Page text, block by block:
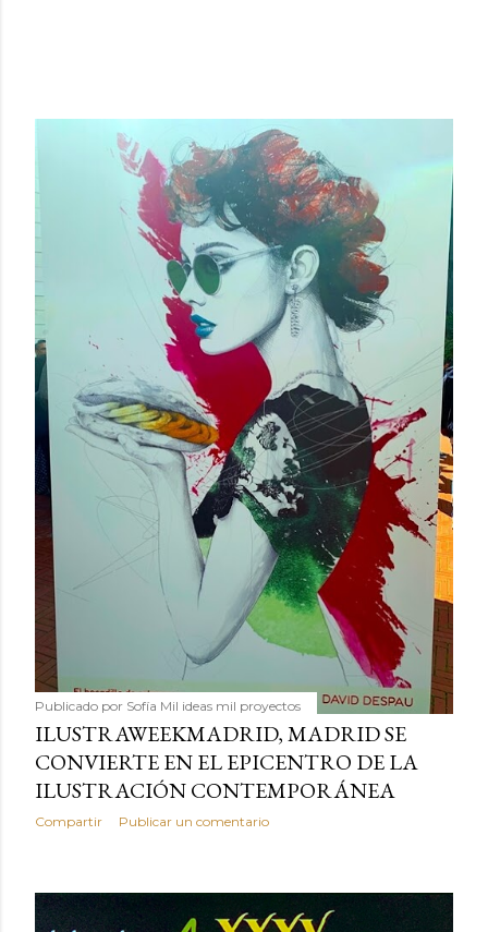
Publicado por Sofía Mil ideas mil proyectos
ILUSTRAWEEKMADRID, MADRID SE
CONVIERTE EN EL EPICENTRO DE LA
ILUSTRACIÓN CONTEMPORÁNEA
Compartir Publicar un comentario